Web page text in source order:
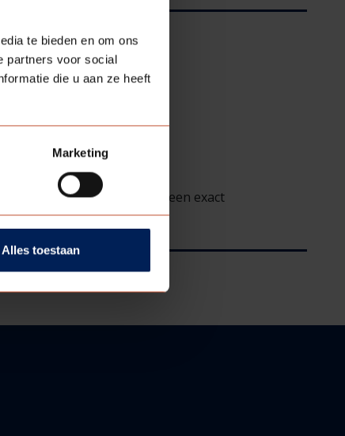
te bieden en om ons
partners voor social
die u aan ze heeft
Marketing
Alles toestaan
is het benoemen van een exact